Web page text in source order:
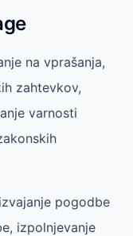
na vprašanja,
zahtevkov,
varnosti
pogodbe
izpolnjevanje